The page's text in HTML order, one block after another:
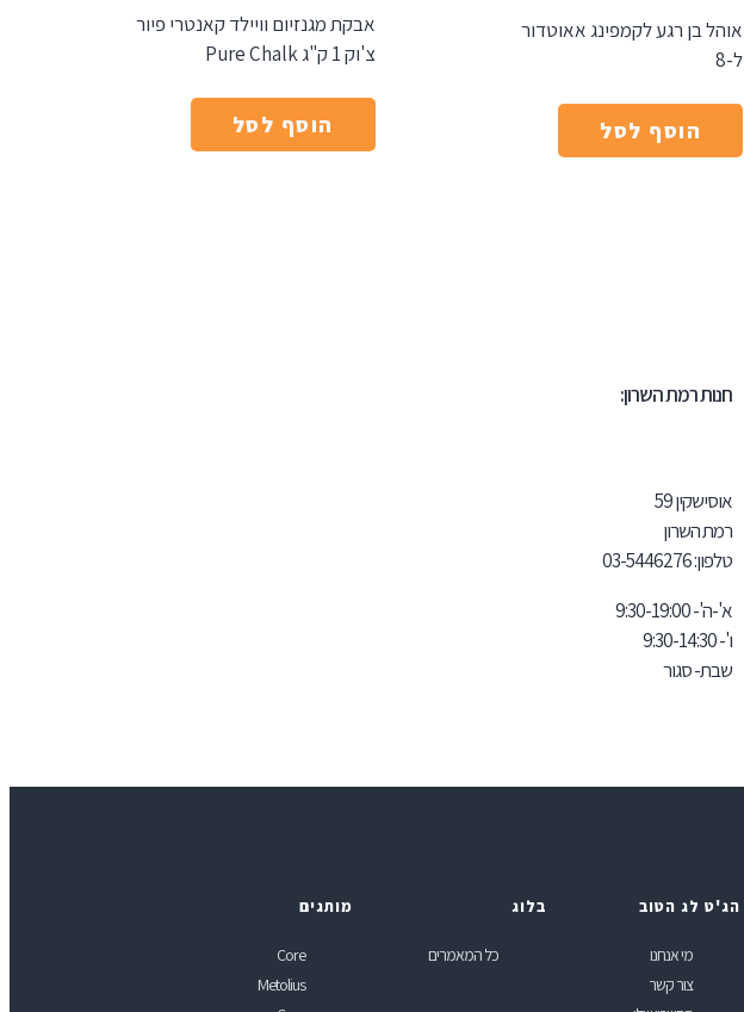
אוהל בן רגע לקמפינג אאוטדור
ל-8
הוסף לסל
אבקת מגנזיום וויילד קאנטרי פיור
צ'וק 1 ק"ג Pure Chalk
הוסף לסל
חנות רמת השרון:
אוסישקין 59
רמת השרון
טלפון:03-5446276
א'-ה'- 9:30-19:00
ו'- 9:30-14:30
שבת- סגור
הג'ט לג הטוב
מי אנחנו
צור קשר
בלוג
כל המאמרים
מותגים
Core
Metolius